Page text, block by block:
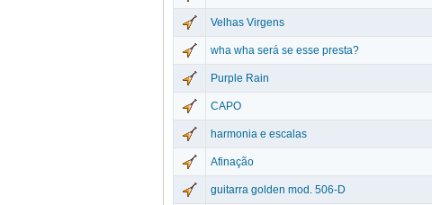
Velhas Virgens
wha wha será se esse presta?
Purple Rain
CAPO
harmonia e escalas
Afinação
guitarra golden mod. 506-D